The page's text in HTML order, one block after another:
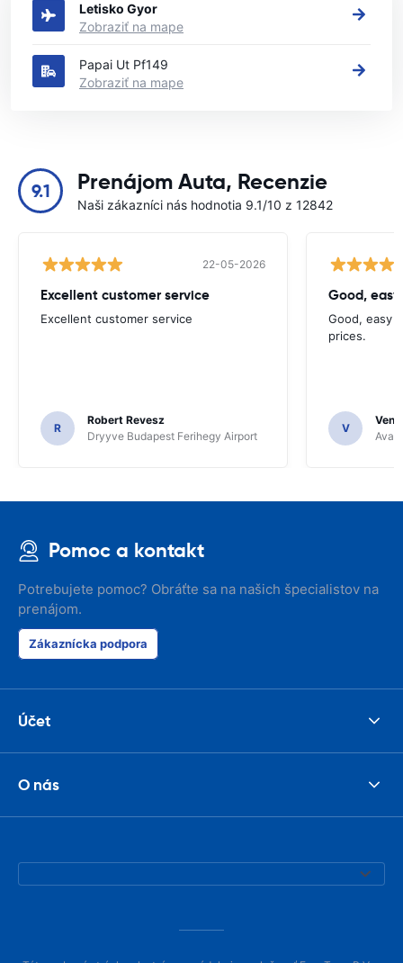
Letisko Gyor
Zobraziť na mape
Papai Ut Pf149
Zobraziť na mape
9.1 Prenájom Auta, Recenzie
Naši zákazníci nás hodnotia 9.1/10 z 12842
22-05-2026
Excellent customer service
Excellent customer service
R
Robert Revesz
Dryyve Budapest Ferihegy Airport
Good,
Good, easy
prices.
V
Pomoc a kontakt
Potrebujete pomoc? Obráťte sa na našich špecialistov na
prenájom.
Zákaznícka podpora
Účet
O nás